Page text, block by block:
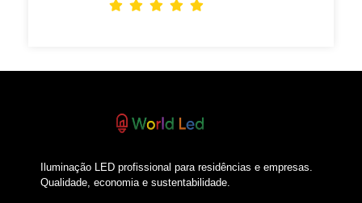
Iluminação LED profissional para residências e empresas.
Qualidade, economia e sustentabilidade.